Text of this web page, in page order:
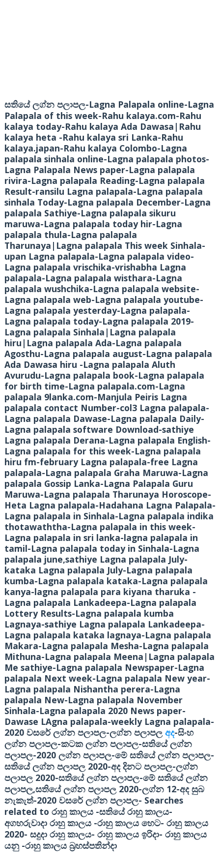
සතියේ ලග්න පලාපල-Lagna Palapala online-Lagna
Palapala of this week-Rahu kalaya.com-Rahu
kalaya today-Rahu kalaya Ada Dawasa|Rahu
kalaya heta -Rahu kalaya sri Lanka-Rahu
kalaya.japan-Rahu kalaya Colombo-Lagna
palapala sinhala online-Lagna palapala photos-
Lagna Palapala News paper-Lagna palapala
rivira-Lagna palapala Reading-Lagna palapala
Result-ransilu Lagna palapala-Lagna palapala
sinhala Today-Lagna palapala December-Lagna
palapala Sathiye-Lagna palapala sikuru
maruwa-Lagna palapala today hir-Lagna
palapala thula-Lagna palapala
Tharunaya|Lagna palapala This week Sinhala-
upan Lagna palapala-Lagna palapala video-
Lagna palapala vrischika-vrishabha Lagna
palapala-Lagna palapala wisthara-Lagna
palapala wushchika-Lagna palapala website-
Lagna palapala web-Lagna palapala youtube-
Lagna palapala yesterday-Lagna palapala-
Lagna palapala today-Lagna palapala 2019-
Lagna palapala Sinhala|Lagna palapala
hiru|Lagna palapala Ada-Lagna palapala
Agosthu-Lagna palapala august-Lagna palapala
Ada Dawasa hiru -Lagna palapala Aluth
Avurudu-Lagna palapala book-Lagna palapala
for birth time-Lagna palapala.com-Lagna
palapala 9lanka.com-Manjula Peiris Lagna
palapala contact Number-col3 Lagna palapala-
Lagna palapala Dawase-Lagna palapala Daily-
Lagna palapala software Download-sathiye
Lagna palapala Derana-Lagna palapala English-
Lagna palapala for this week-Lagna palapala
hiru fm-february Lagna palapala-free Lagna
palapala-Lagna palapala Graha Maruwa-Lagna
palapala Gossip Lanka-Lagna Palapala Guru
Maruwa-Lagna palapala Tharunaya Horoscope-
Heta Lagna palapala-Hadahana Lagna Palapala-
Lagna palapala in Sinhala-Lagna palapala indika
thotawaththa-Lagna palapala in this week-
Lagna palapala in sri lanka-lagna palapala in
tamil-Lagna palapala today in Sinhala-Lagna
palapala june,sathiye Lagna palapala July-
kataka Lagna palapala July-Lagna palapala
kumba-Lagna palapala kataka-Lagna palapala
kanya-lagna palapala para kiyana tharuka -
Lagna palapala Lankadeepa-Lagna palapala
Lottery Results-Lagna palapala kumba
Lagnaya-sathiye Lagna palapala Lankadeepa-
Lagna palapala kataka lagnaya-Lagna palapala
Makara-Lagna palapala Mesha-Lagna palapala
Mithuna-Lagna palapala Meena|Lagna palapala
Me sathiye-Lagna palapala Newspaper-Lagna
palapala Next week-Lagna palapala New year-
Lagna palapala Nishantha perera-Lagna
palapala New-Lagna palapala November
Sinhala-Lagna palapala 2020 News paper-
Dawase LAgna palapala-weekly Lagna palapala-
2020වසරේ ලග්න පලාපල-ලග්න පලාපල අද-සිංහ
ලග්න පලාපල-කටක ලග්න පලාපල-සතියේ ලග්න
පලාපල-2020ලග්න පලාපල-මේ සතියේ ලග්න පලාපල-
සතියේ ලග්න පලාපල 2020-අද දිනට පලාපල-ලග්න
පලාපල 2020-සතියේ ලග්න පලාපල-මේ සතියේ ලග්න
පලාපල,සතියේ ලග්න පලාපල 2020-ලග්න 12-අද සුබ
නැකැත්-2020වසරේ ලග්න පලාපල- Searches
related to රාහු කාලය-සතියේ රාහු කාලය-
අගහරුවාදා රාහු කාලය-රාහු කාලය හෙට- රාහු කාලය
2020- සදුදා රාහු කාලය- රාහු කාලය ඉරිදා- රාහු කාලය
යනු-රාහු කාලය බ්‍රහස්පතින්දා